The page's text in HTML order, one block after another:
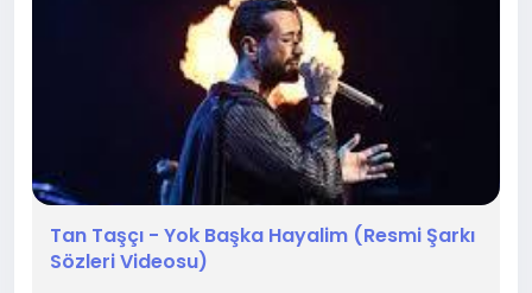
Tan Taşçı - Yok Başka Hayalim (Resmi Şarkı
Sözleri Videosu)